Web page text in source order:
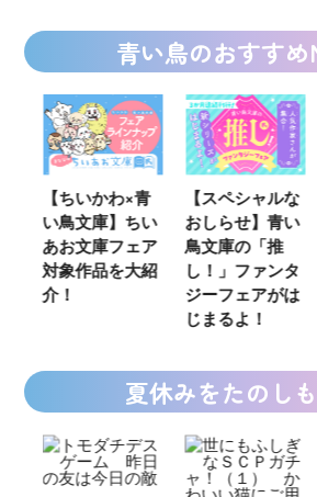
青い鳥のおすすめ
【ちいかわ×青
い鳥文庫】ちい
あお文庫フェア
対象作品を大紹
介！
【スペシャルな
おしらせ】青い
鳥文庫の「推
し！」ファンタ
ジーフェアがは
じまるよ！
夏休みをたのし